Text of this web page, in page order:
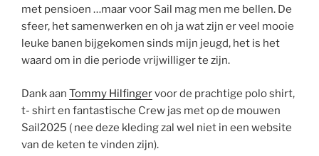
met pensioen …maar voor Sail mag men me bellen. De
sfeer, het samenwerken en oh ja wat zijn er veel mooie
leuke banen bijgekomen sinds mijn jeugd, het is het
waard om in die periode vrijwilliger te zijn.
Dank aan Tommy Hilfingervoor de prachtige polo shirt,
t- shirt en fantastische Crew jas met op de mouwen
Sail2025 ( nee deze kleding zal wel niet in een website
van de keten te vinden zijn).